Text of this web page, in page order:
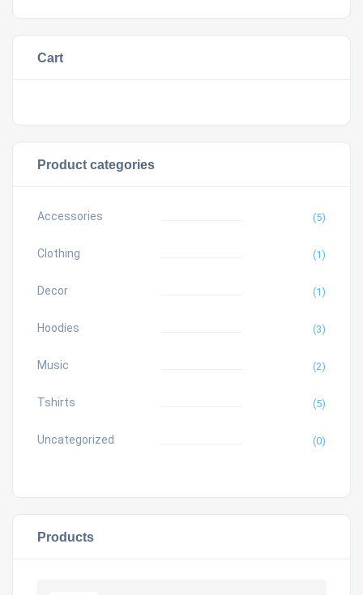
Cart
Product categories
Accessories (5)
Clothing (1)
Decor (1)
Hoodies (3)
Music (2)
Tshirts (5)
Uncategorized (0)
Products